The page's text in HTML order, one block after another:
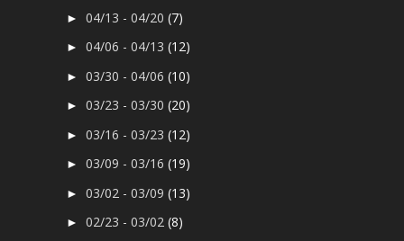
►04/13 - 04/20(7)
►04/06 - 04/13(12)
►03/30 - 04/06(10)
►03/23 - 03/30(20)
►03/16 - 03/23(12)
►03/09 - 03/16(19)
►03/02 - 03/09(13)
►02/23 - 03/02(8)